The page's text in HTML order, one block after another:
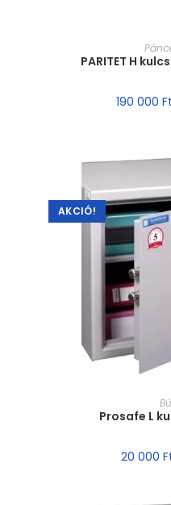
MÉRET
PARITET H
190 000 Ft
AKCIÓ!
MÉRET
Prosafe L
20 000